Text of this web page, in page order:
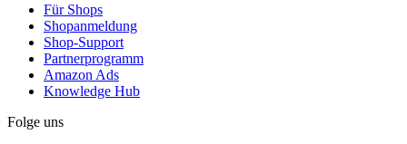
Für Shops
Shopanmeldung
Shop-Support
Partnerprogramm
Amazon Ads
Knowledge Hub
Folge uns